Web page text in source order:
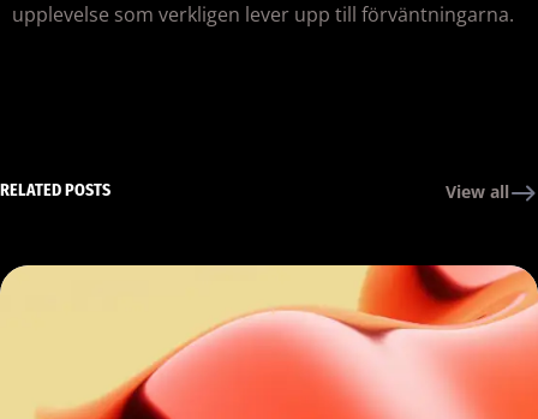
upplevelse som verkligen lever upp till förväntningarna.
RELATED POSTS View all